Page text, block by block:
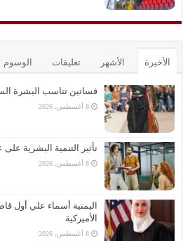
الأخيرة الأشهر تعليقات الوسوم
فساتين تناسب البشرة
8 أغسطس، 2026
تأثير التنمية البشرية
8 أغسطس، 2026
اليمنية أسماء علي أول
الأميركية
8 أغسطس، 2026